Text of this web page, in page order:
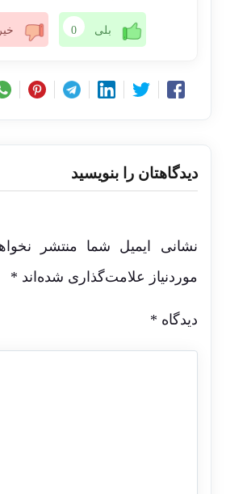
بلی 0 خیر
دیدگاهتان را بنویسید
نشانی ایمیل شما منتشر
موردنیاز علامت‌گذاری شده‌اند *
دیدگاه *